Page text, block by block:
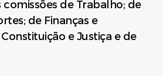
de Trabalho; de
de Finanças e
e Justiça e de